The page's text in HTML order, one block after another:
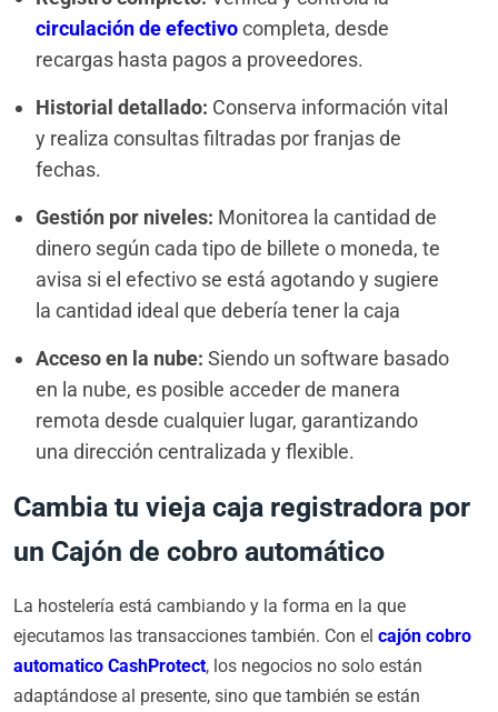
circulación de efectivocompleta, desde
recargas hasta pagos a proveedores.
Historial detallado: Conserva información vital
y realiza consultas filtradas por franjas de
fechas.
Gestión por niveles: Monitorea la cantidad de
dinero según cada tipo de billete o moneda, te
avisa si el efectivo se está agotando y sugiere
la cantidad ideal que debería tener la caja
Acceso en la nube: Siendo un software basado
en la nube, es posible acceder de manera
remota desde cualquier lugar, garantizando
una dirección centralizada y flexible.
Cambia tu vieja caja registradora por
un Cajón de cobro automático
La hostelería está cambiando y la forma en la que
ejecutamos las transacciones también. Con el cajón cobro
automatico CashProtect, los negocios no solo están
adaptándose al presente, sino que también se están